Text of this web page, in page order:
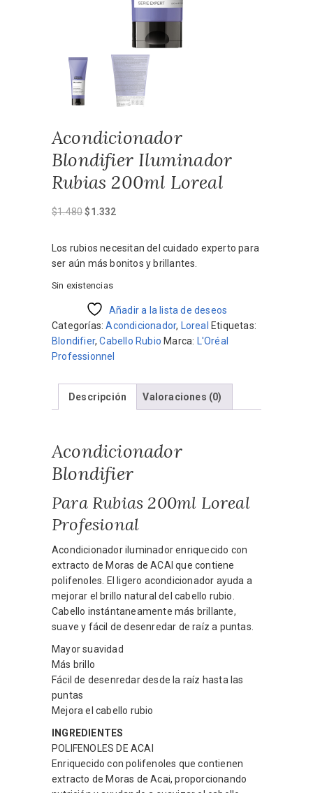
Acondicionador
Blondifier Iluminador
Rubias 200ml Loreal
$1.480El
original
era:
$1.332
actual
es:
$1.332.
Los rubios necesitan del cuidado experto para
ser aún más bonitos y brillantes.
Sin existencias
Añadir a la lista de deseos
Categorías:Acondicionador, Loreal
Etiquetas:
Blondifier,Cabello Rubio Marca:
L'Oréal
Professionnel
Descripción Valoraciones (0)
Acondicionador
Blondifier
Para Rubias 200ml Loreal
Profesional
Acondicionador iluminador enriquecido con
extracto de Moras de ACAI que contiene
polifenoles. El ligero acondicionador ayuda a
mejorar el brillo natural del cabello rubio.
Cabello instántaneamente más brillante,
suave y fácil de desenredar de raíz a puntas.
Mayor suavidad
Más brillo
Fácil de desenredar desde la raíz hasta las
puntas
Mejora el cabello rubio
INGREDIENTES
POLIFENOLES DE ACAI
Enriquecido con polifenoles que contienen
extracto de Moras de Acai, proporcionando